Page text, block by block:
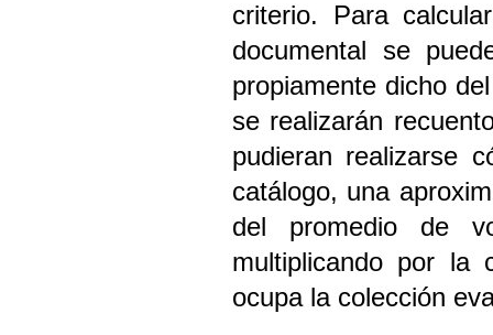
criterio. Para
documental se
propiamente dicho
se realizarán
pudieran realizarse
catálogo, una
del promedio de
multiplicando por la
ocupa la colección